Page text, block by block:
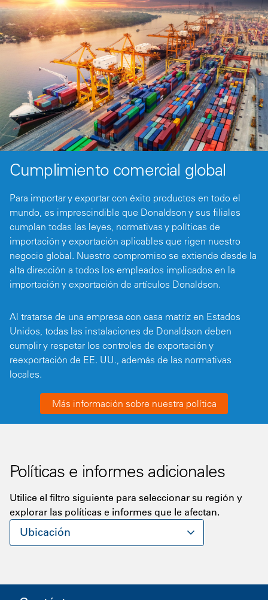
Cumplimiento comercial global
Para importar y exportar con éxito productos en todo el
mundo, es imprescindible que Donaldson y sus filiales
cumplan todas las leyes, normativas y políticas de
importación y exportación aplicables que rigen nuestro
negocio global. Nuestro compromiso se extiende desde la
alta dirección a todos los empleados implicados en la
importación y exportación de artículos Donaldson.
Al tratarse de una empresa con casa matriz en Estados
Unidos, todas las instalaciones de Donaldson deben
cumplir y respetar los controles de exportación y
reexportación de EE. UU., además de las normativas
locales.
Más información sobre nuestra política
Políticas e informes adicionales
Utilice el filtro siguiente para seleccionar su región y
explorar las políticas e informes que le afectan.